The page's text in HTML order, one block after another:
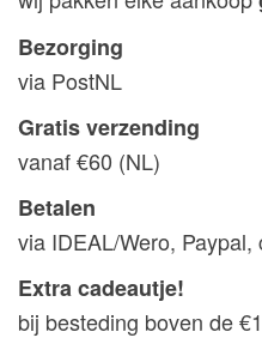
Bezorging
via PostNL
Gratis verzending
vanaf €60 (NL)
Betalen
via IDEAL/Wero,
Extra cadeautje!
bij besteding boven de